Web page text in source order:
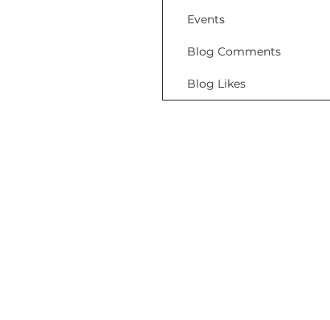
Events
Blog Comments
Blog Likes